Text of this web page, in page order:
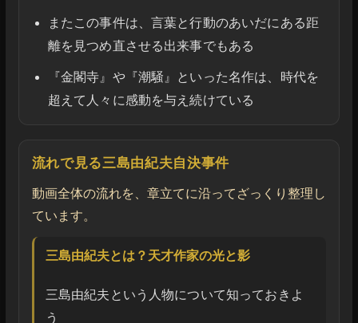
またこの事件は、言葉と行動のあいだにある距
離を見つめ直させる出来事でもある
『金閣寺』や『潮騒』といった名作は、時代を
超えて人々に感動を与え続けている
流れで見る三島由紀夫自決事件
動画全体の流れを、章立てに沿ってざっくり整理し
ています。
三島由紀夫とは？天才作家の光と影
三島由紀夫という人物について知っておきよ
う